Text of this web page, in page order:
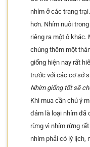
nhím ở các trang
hơn. Nhím nuôi
riêng ra một ô khác.
chúng thêm một
giống hiện nay rất
trước với các cơ sở
Nhím giống tốt sẽ
Khi mua cần chú ý
đảm là loại nhím đã
rừng vì nhím rừng
nhím phải có lý lịch,